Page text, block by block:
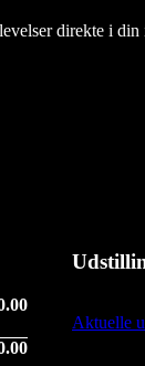
direkte i
Aktuelle